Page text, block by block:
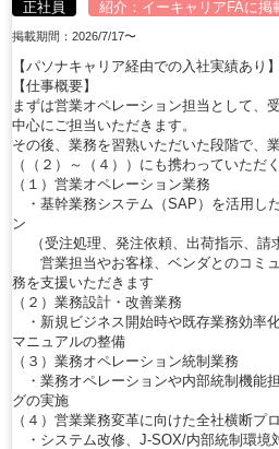
正社員 紹介： イーキャリアFAに掲
掲載期間：2026/7/17〜
【パソナキャリア経由での入社実績あり】
【仕事概要】
まずは営業オペレーション担当として、
中心にご担当いただきます。
その後、業務を習熟いただいた段階で、
（（２）～（４））にも携わっていただ
（１）営業オペレーション業務
・基幹業務システム（SAP）を活用し
ン
（受注処理、発注依頼、出荷指示、請
営業担当やお客様、ベンダとのコミ
務を支援いただきます
（２）業務設計・改善業務
・新規ビジネス開始時や既存業務効率
マニュアルの整備
（３）業務オペレーション統制業務
・業務オペレーションや内部統制機能
グの実施
（４）営業業務変革に向けた全社横断プ
・システム改修、J-SOX/内部統制環境